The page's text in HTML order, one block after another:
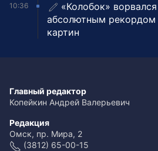
10:36
«Колобок»
абсолютным рекордом
картин
Главный редактор
Копейкин Андрей Валерьевич
Редакция
Омск, пр. Мира, 2
(3812) 65-00-15